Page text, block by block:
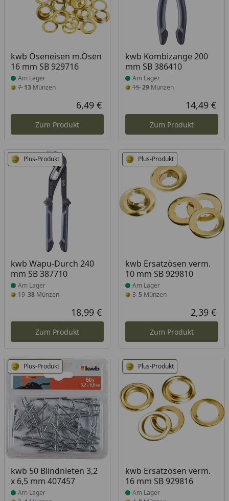
kwb Öseneisen m.Ösen
16 mm SB 929716
Produkt am Lager
Am Lager
713 Münzen
Aktueller Preis
6,49 €
Zum Produkt
kwb Kombizange 200
mm SB 386410
Produkt am Lager
Am Lager
1529Münzen
14,49 €
Zum Produkt
Plus-Produkt
kwb Wapu-Durch 240
mm SB 387710
Produkt am Lager
Am Lager
1938 Münzen
Aktueller Preis
18,99 €
Zum Produkt
Plus-Produkt
kwb Ersatzösen verm.
10 mm SB 929810
Produkt am Lager
Am Lager
35 Münzen
2,39 €
Zum Produkt
Plus-Produkt
kwb 50 Blindnieten 3,2
x 6,5 mm 407457
Produkt am Lager
Am Lager
Plus-Produkt
kwb Ersatzösen verm.
16 mm SB 929816
Produkt am Lager
Am Lager